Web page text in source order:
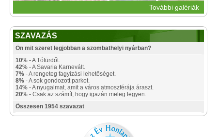
További galériák
SZAVAZÁS
Ön mit szeret legjobban a szombathelyi nyárban?
10% - A Tófürdőt.
42% - A Savaria Karnevált.
7% - A rengeteg fagyizási lehetőséget.
8% - A sok gondozott parkot.
14% - A nyugalmat, amit a város atmoszférája áraszt.
20% - Csak az számít, hogy igazán meleg legyen.
Összesen 1954 szavazat